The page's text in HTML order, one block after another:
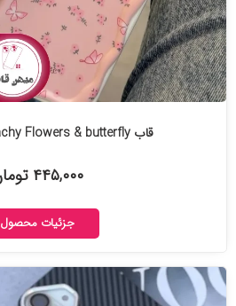
قاب Peachy Flowers & butterfly کد-۱۲۳۶۷۶
۴۴۵,۰۰۰ تومان
جزئیات محصول